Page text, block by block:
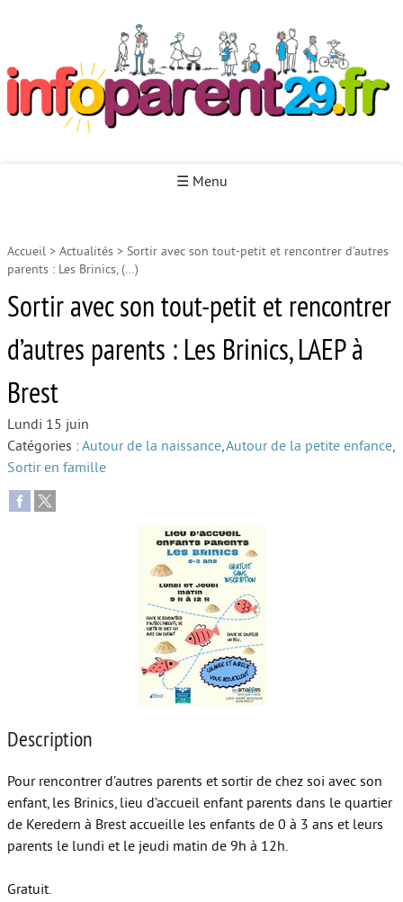
☰ Menu
Accueil
Autour de la petite enfance
Autour de l’enfance
Face au deuil
Sortir en famille
Vie de couple
Aide aux parents
Place aux grands-parents
Accueil > Actualités > Sortir avec son tout-petit et rencontrer d’autres
parents : Les Brinics, (…)
Sortir avec son tout-petit et rencontrer
d’autres parents : Les Brinics, LAEP à
Brest
Lundi 15 juin
Catégories :Autour de la naissance,Autour de la petite enfance,
Sortir en famille
Description
Pour rencontrer d’autres parents et sortir de chez soi avec son
enfant, les Brinics, lieu d’accueil enfant parents dans le quartier
de Keredern à Brest accueille les enfants de 0 à 3 ans et leurs
parents le lundi et le jeudi matin de 9h à 12h.
Gratuit.